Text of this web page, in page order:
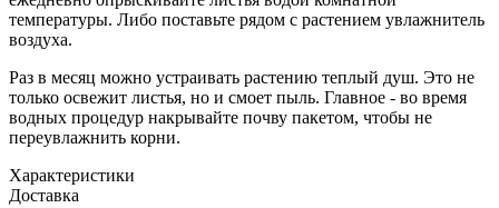
температуры. Либо поставьте рядом с растением увлажнитель
воздуха.
Раз в месяц можно устраивать растению теплый душ. Это не
только освежит листья, но и смоет пыль. Главное - во время
водных процедур накрывайте почву пакетом, чтобы не
переувлажнить корни.
Характеристики
Доставка